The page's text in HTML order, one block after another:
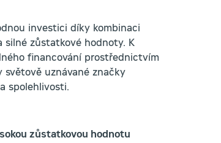
investici díky kombinaci
silné zůstatkové hodnoty. K
financování prostřednictvím
světově uznávané značky
spolehlivosti.
zůstatkovou hodnotu